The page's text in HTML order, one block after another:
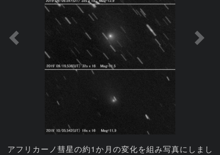
アフリカーノ彗星の約1か月の変化を組み写真にしまし